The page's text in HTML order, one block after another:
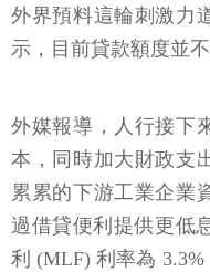
外界預料這輪刺激力
示，目前貸款額度並
外媒報導，人行接下
本，同時加大財政支
累累的下游工業企業
過借貸便利提供更低
利 (MLF) 利率為